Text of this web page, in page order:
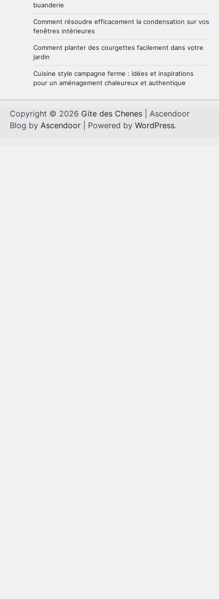
buanderie
Comment résoudre efficacement la condensation sur vos
fenêtres intérieures
Comment planter des courgettes facilement dans votre
jardin
Cuisine style campagne ferme : idées et inspirations
pour un aménagement chaleureux et authentique
Copyright © 2026 Gite des Chenes | Ascendoor
Blog by Ascendoor | Powered by WordPress.